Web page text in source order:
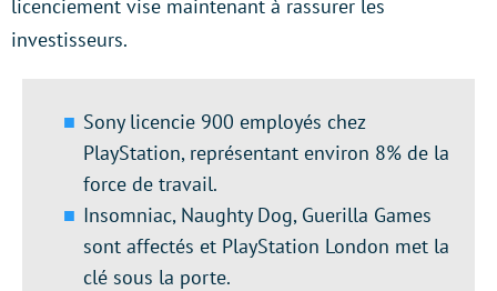
licenciement vise maintenant à rassurer les
investisseurs.
Sony licencie 900 employés chez
PlayStation, représentant environ 8% de la
force de travail.
Insomniac, Naughty Dog, Guerilla Games
sont affectés et PlayStation London met la
clé sous la porte.